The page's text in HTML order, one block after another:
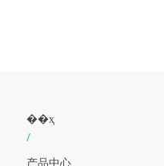
��ҳ
/
产品中心